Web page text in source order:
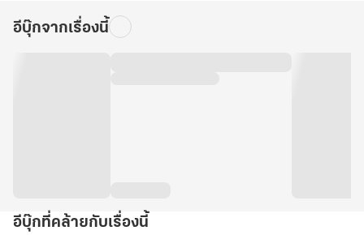
อีบุ๊กจากเรื่องนี้
อีบุ๊กที่คล้ายกับเรื่องนี้